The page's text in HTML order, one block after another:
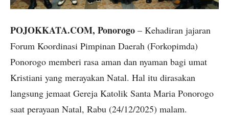
POJOKKATA.COM, Ponorogo – Kehadiran jajaran
Forum Koordinasi Pimpinan Daerah (Forkopimda)
Ponorogo memberi rasa aman dan nyaman bagi umat
Kristiani yang merayakan Natal. Hal itu dirasakan
langsung jemaat Gereja Katolik Santa Maria Ponorogo
saat perayaan Natal, Rabu (24/12/2025) malam.